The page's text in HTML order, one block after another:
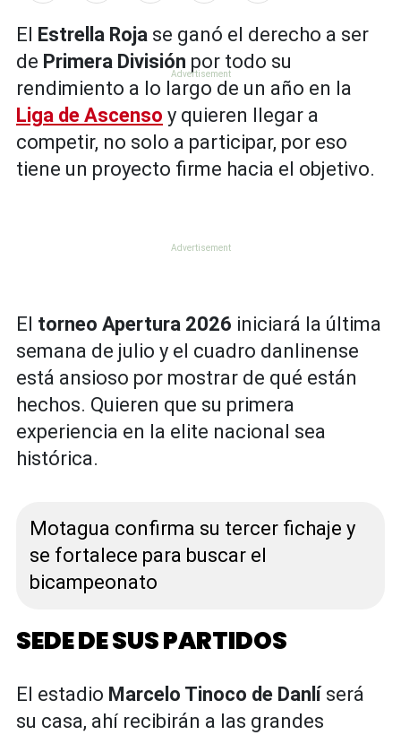
El Estrella Roja se ganó el derecho a ser
de Primera División por todo su
rendimiento a lo largo de un año en la
Liga de Ascenso y quieren llegar a
competir, no solo a participar, por eso
tiene un proyecto firme hacia el objetivo.
El torneo Apertura 2026 iniciará la última
semana de julio y el cuadro danlinense
está ansioso por mostrar de qué están
hechos. Quieren que su primera
experiencia en la elite nacional sea
histórica.
Motagua confirma su tercer fichaje y
se fortalece para buscar el
bicampeonato
SEDE DE SUS PARTIDOS
El estadio Marcelo Tinoco de Danlíserá
su casa, ahí recibirán a las grandes